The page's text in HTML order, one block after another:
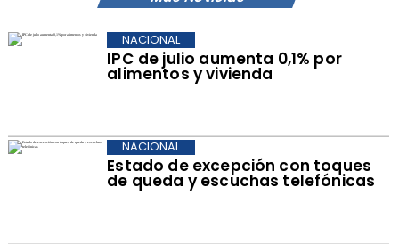
IPC de julio aumenta 0,1% por
alimentos y vivienda
NACIONAL
Estado de excepción con toques
de queda y escuchas telefónicas
NACIONAL